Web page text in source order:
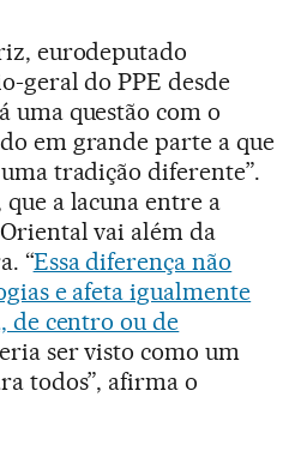
eurodeputado
geral do PPE desde
uma questão com o
em grande parte a que
tradição diferente”.
a lacuna entre a
vai além da
“Essa diferença não
e afeta igualmente
de centro ou de
ser visto como um
todos”, afirma o